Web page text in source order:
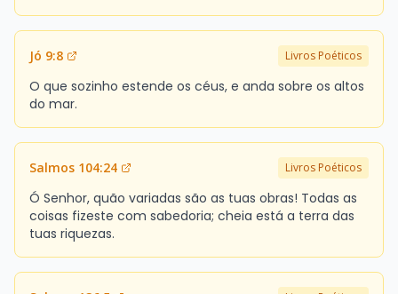
Jó 9:8 Livros Poéticos
O que sozinho estende os céus, e anda sobre os altos
do mar.
Salmos 104:24 Livros Poéticos
Ó Senhor, quão variadas são as tuas obras! Todas as
coisas fizeste com sabedoria; cheia está a terra das
tuas riquezas.